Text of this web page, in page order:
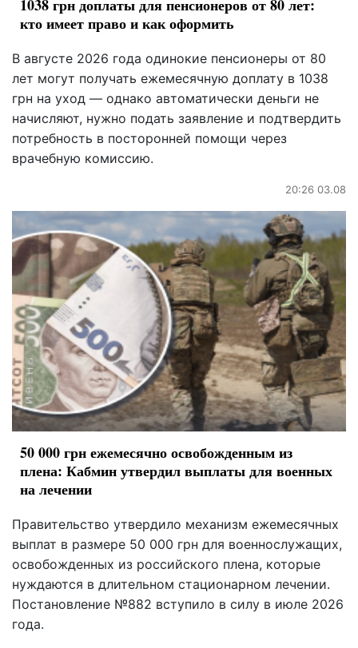
1038 грн доплаты для пенсионеров от 80 лет:
кто имеет право и как оформить
В августе 2026 года одинокие пенсионеры от 80
лет могут получать ежемесячную доплату в 1038
грн на уход — однако автоматически деньги не
начисляют, нужно подать заявление и подтвердить
потребность в посторонней помощи через
врачебную комиссию.
20:26 03.08
50 000 грн ежемесячно освобожденным из
плена: Кабмин утвердил выплаты для военных
на лечении
Правительство утвердило механизм ежемесячных
выплат в размере 50 000 грн для военнослужащих,
освобожденных из российского плена, которые
нуждаются в длительном стационарном лечении.
Постановление №882 вступило в силу в июле 2026
года.